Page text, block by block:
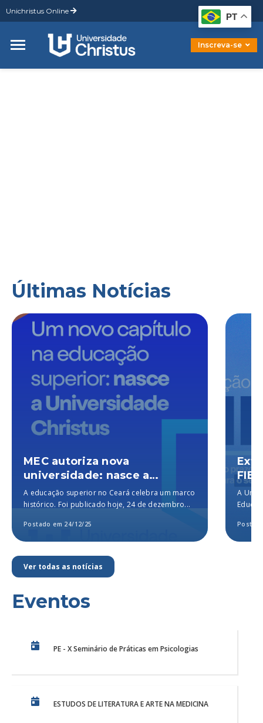
Unichristus Online
Inscreva-se
Graduação
Pós-Graduação
Mestrado
Doutorado
Últimas Notícias
MEC autoriza nova
universidade: nasce a
Universidade Christus, a
melhor particular do Brasil,
A educação superior no Ceará celebra um marco
histórico. Foi publicado hoje, 24 de dezembro...
Postado em 24/12/25
FIES
A
Ver todas as notícias
Eventos
PE - X Seminário de Práticas em Psicologias
ESTUDOS DE LITERATURA E ARTE NA MEDICINA
PT